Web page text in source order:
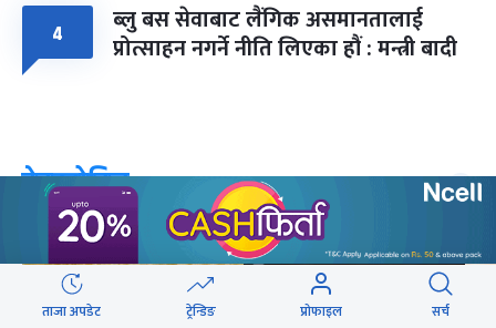
४ ब्लु बस सेवाबाट लैंगिक असमानतालाई
प्रोत्साहन नगर्ने नीति लिएका हौं : मन्त्री बादी
वेबस्टोरिज
ताजा अपडेट ट्रेन्डिङ प्रोफाइल सर्च